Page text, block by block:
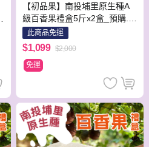
【初品果】南投埔里原生種A
級百香果禮盒5斤x2盒_預購.周
五-周日及例假日前一天不出貨
此商品免運
$1,099 $2,000
免運